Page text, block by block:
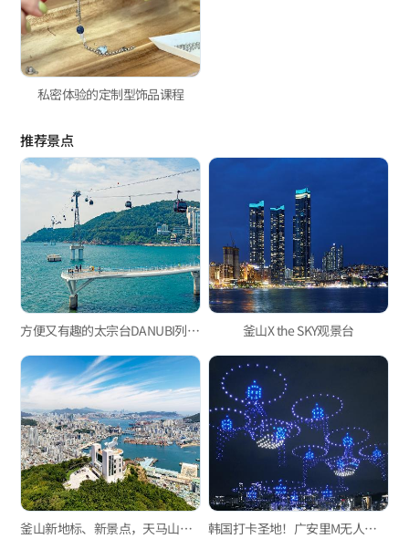
私密体验的定制型饰品课程
推荐景点
方便又有趣的太宗台DANUBI列车、松岛海上缆车 釜山X the SKY观景台
釜山新地标、新景点，天马山综合观景台 韩国打卡圣地！广安里M无人机灯光秀